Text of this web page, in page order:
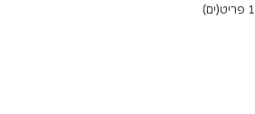
1 פריט(ים)